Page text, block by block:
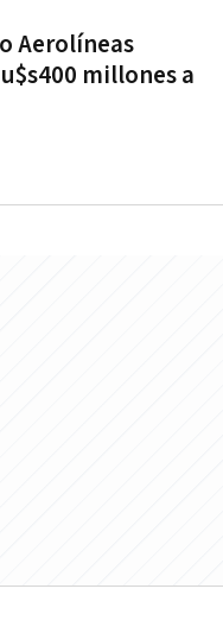
Aerolíneas
millones a